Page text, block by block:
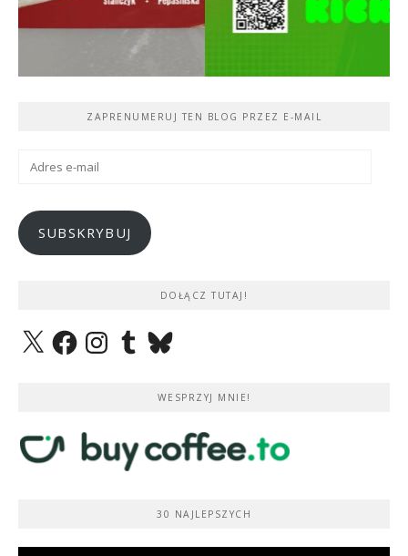
ZAPRENUMERUJ TEN BLOG PRZEZ E-MAIL
Adres
SUBSKRYBUJ
DOŁĄCZ TUTAJ!
X FacebookInstagramTumblrBluesky
WESPRZYJ MNIE!
30 NAJLEPSZYCH